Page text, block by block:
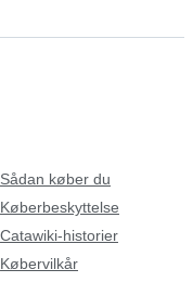
Sådan køber du
Køberbeskyttelse
Catawiki-historier
Købervilkår